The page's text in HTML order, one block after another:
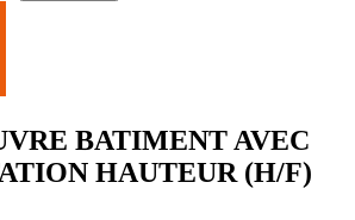
BATIMENT AVEC
HAUTEUR (H/F)